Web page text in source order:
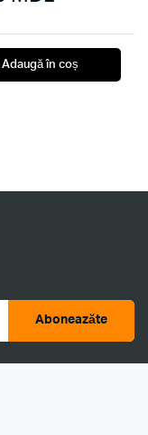
Adaugă în coș
Aboneazăte